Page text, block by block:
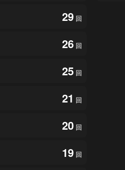
29 回
26 回
25 回
21 回
20 回
19 回